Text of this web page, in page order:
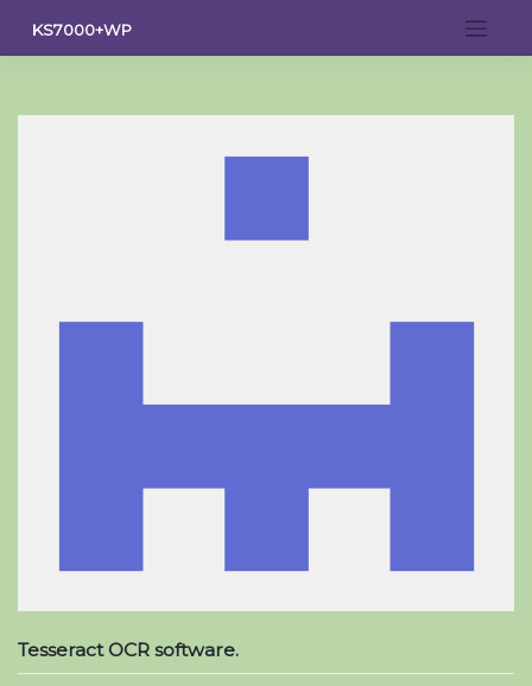
contenido
KS7000+WP
Tesseract OCR software.